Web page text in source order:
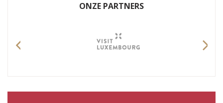
ONZE PARTNERS